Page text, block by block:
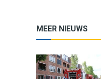
MEER NIEUWS